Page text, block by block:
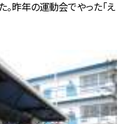
。昨年の運動会でやった「え